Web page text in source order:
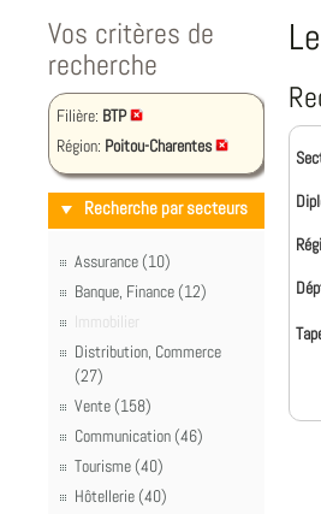
Vos critères de
recherche
Filière: BTP
Région: Poitou-Charentes
Recherche par secteurs
Assurance (10)
Banque, Finance (12)
Immobilier
Distribution, Commerce
(27)
Vente (158)
Communication (46)
Tourisme (40)
Hôtellerie (40)